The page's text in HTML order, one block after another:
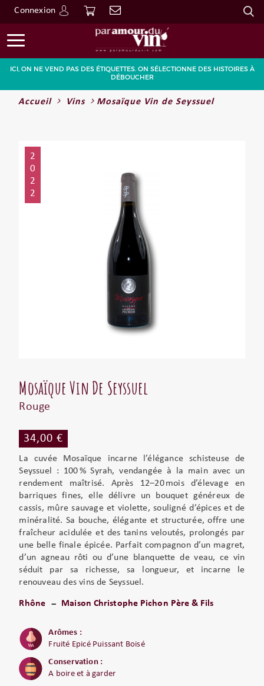
Connexion
Go
ICI, ON NE VEND PAS DES ÉTIQUETTES. ON SÉLECTIONNE DES HISTOIRES À
DÉBOUCHER
Accueil Vins Mosaïque Vin de Seyssuel
2
0
2
2
Mosaïque Vin De Seyssuel
Rouge
34,00 €
La cuvée Mosaïque incarne l’élégance schisteuse de
Seyssuel : 100 % Syrah, vendangée à la main avec un
rendement maîtrisé. Après 12–20 mois d’élevage en
barriques fines, elle délivre un bouquet généreux de
cassis, mûre sauvage et violette, souligné d’épices et de
minéralité. Sa bouche, élégante et structurée, offre une
fraîcheur acidulée et des tanins veloutés, prolongés par
une belle finale épicée. Parfait compagnon d’un magret,
d’un agneau rôti ou d’une blanquette de veau, ce vin
séduit par sa richesse, sa longueur, et incarne le
renouveau des vins de Seyssuel.
Rhône Maison Christophe Pichon Père & Fils
Arômes :
Fruité Epicé Puissant Boisé
Conservation :
A boire et à garder